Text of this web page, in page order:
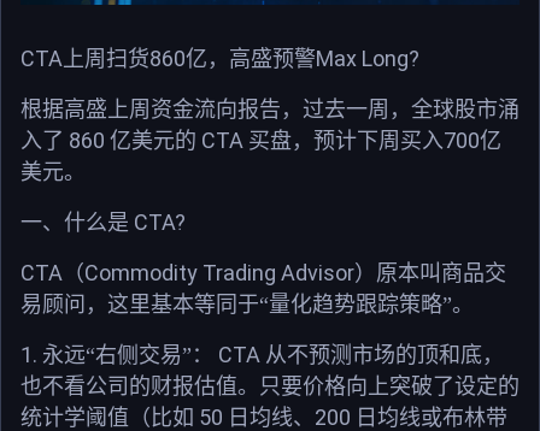
CTA 上周扫货860亿，高盛预警Max Long?
根据高盛上周资金流向报告，过去一周，全球股市涌
入了 860 亿美元的 CTA 买盘，预计下周买入700亿
美元。
一、什么是 CTA?
CTA （Commodity Trading Advisor）原本叫商品交
易顾问，这里基本等同于“量化趋势跟踪策略”。
1. 永远“右侧交易”： CTA 从不预测市场的顶和底，
也不看公司的财报估值。只要价格向上突破了设定的
统计学阈值（比如 50 日均线、 200 日均线或布林带